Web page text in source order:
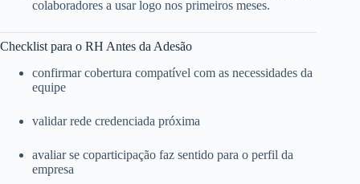
colaboradores a usar logo nos primeiros meses.
Checklist para o RH Antes da Adesão
confirmar cobertura compatível com as necessidades da
equipe
validar rede credenciada próxima
avaliar se coparticipação faz sentido para o perfil da
empresa